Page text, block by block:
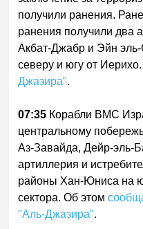
получили ранения.
ранения получили два
Акбат-Джабр и Эйн
северу и югу от
Джазира".
07:35 Корабли ВМС
центральному
Аз-Завайда, Дейр-эль-
артиллерия и
районы Хан-Юниса на
сектора. Об этом
"Аль-Джазира".